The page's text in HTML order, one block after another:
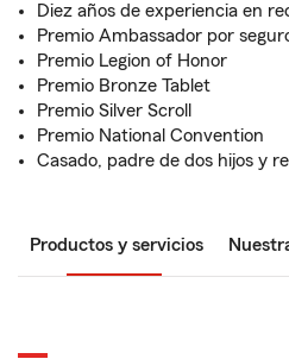
Diez años de experiencia en
Premio Ambassador por
Premio Legion of Honor
Premio Bronze Tablet
Premio Silver Scroll
Premio National Convention
Casado, padre de dos hijos y
Productos y servicios